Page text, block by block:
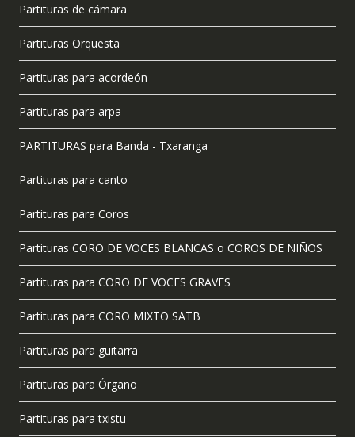
Partituras de cámara
Partituras Orquesta
Partituras para acordeón
Partituras para arpa
PARTITURAS para Banda - Txaranga
Partituras para canto
Partituras para Coros
Partituras CORO DE VOCES BLANCAS o COROS DE NIÑOS
Partituras para CORO DE VOCES GRAVES
Partituras para CORO MIXTO SATB
Partituras para guitarra
Partituras para Órgano
Partituras para txistu